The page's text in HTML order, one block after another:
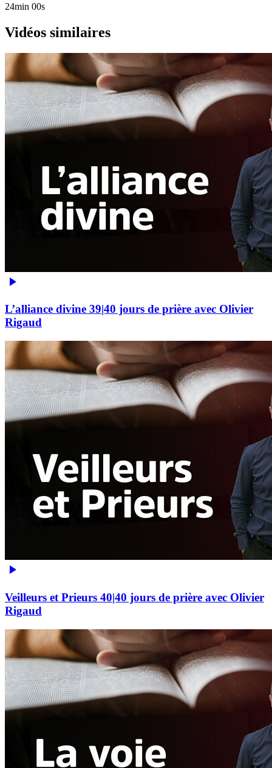
24min 00s
Vidéos similaires
L’alliance divine 39|40 jours de prière avec Olivier
Rigaud
Veilleurs et Prieurs 40|40 jours de prière avec Olivier
Rigaud